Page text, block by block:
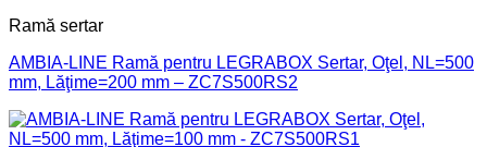
Ramă sertar
AMBIA-LINE Ramă pentru LEGRABOX Sertar, Oţel, NL=500
mm, Lăţime=200 mm – ZC7S500RS2